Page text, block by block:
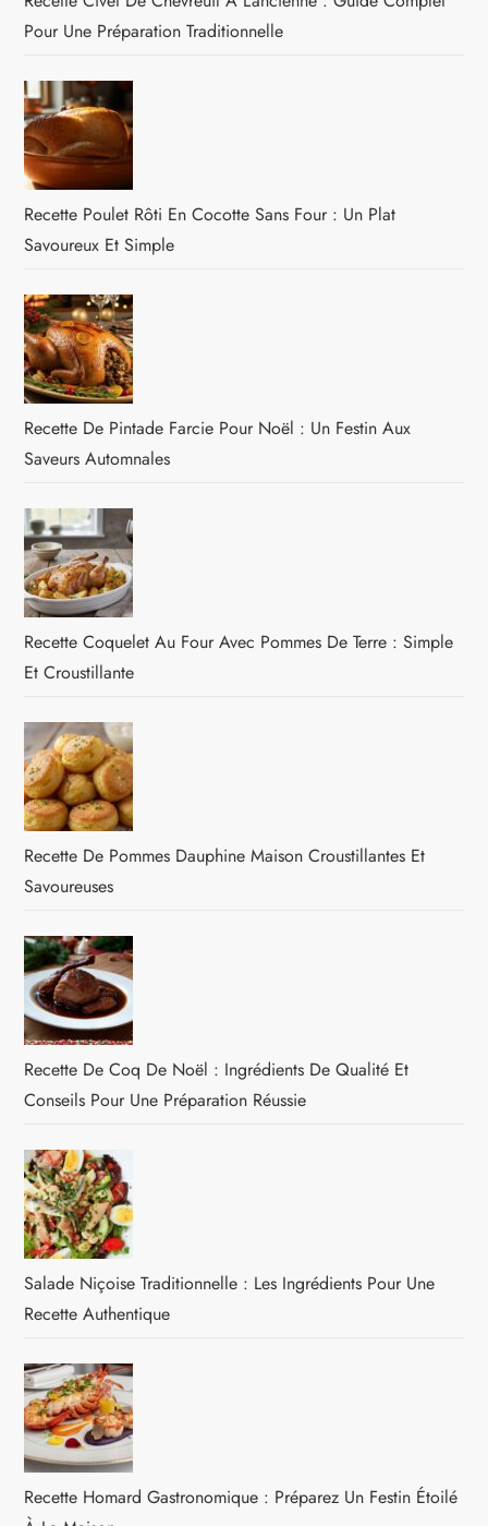
Pour Une Préparation Traditionnelle
Recette Poulet Rôti En Cocotte Sans Four : Un Plat
Savoureux Et Simple
Recette De Pintade Farcie Pour Noël : Un Festin Aux
Saveurs Automnales
Recette Coquelet Au Four Avec Pommes De Terre : Simple
Et Croustillante
Recette De Pommes Dauphine Maison Croustillantes Et
Savoureuses
Recette De Coq De Noël : Ingrédients De Qualité Et
Conseils Pour Une Préparation Réussie
Salade Niçoise Traditionnelle : Les Ingrédients Pour Une
Recette Authentique
Recette Homard Gastronomique : Préparez Un Festin Étoilé